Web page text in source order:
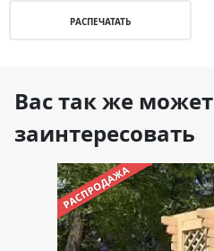
РАСПЕЧАТАТЬ
Вас так же может
заинтересовать